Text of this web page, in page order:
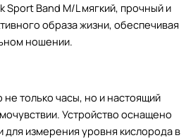
Band M/L мягкий, прочный и
образа жизни, обеспечивая
ношении.
не только часы, но и настоящий
Устройство оснащено
измерения уровня кислорода в